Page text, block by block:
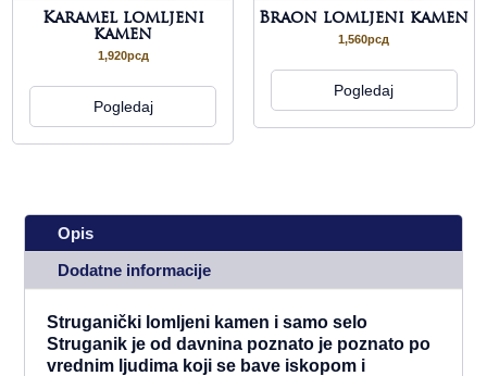
Karamel lomljeni
kamen
1,920рсд
Pogledaj
Braon lomljeni kamen
1,560рсд
Pogledaj
Opis
Dodatne informacije
Struganički lomljeni kamen i samo selo
Struganik je od davnina poznato je poznato po
vrednim ljudima koji se bave iskopom i